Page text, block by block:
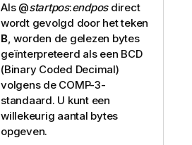
Als @startpos:endposdirect
wordt gevolgd door het teken
B, worden de gelezen bytes
geïnterpreteerd als een BCD
(Binary Coded Decimal)
volgens de COMP-3-
standaard. U kunt een
willekeurig aantal bytes
opgeven.